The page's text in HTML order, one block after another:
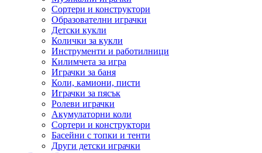
Сортери и конструктори
Образователни играчки
Детски кукли
Колички за кукли
Инструменти и работилници
Килимчета за игра
Играчки за баня
Коли, камиони, писти
Играчки за пясък
Ролеви играчки
Акумулаторни коли
Сортери и конструктори
Басейни с топки и тенти
Други детски играчки